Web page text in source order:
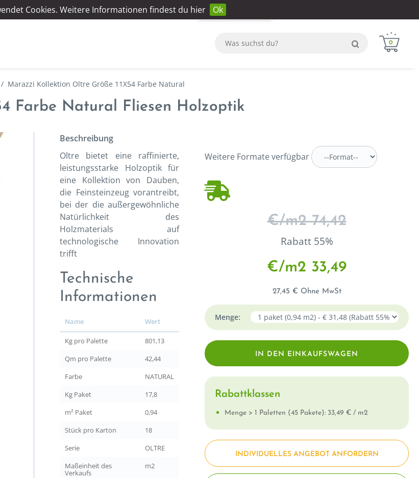
Cookies. Weitere Informationen findest du hier OkWhatsApp
0
/ Marazzi Kollektion Oltre Größe 11X54 Farbe Natural
Farbe Natural Fliesen Holzoptik
Beschreibung
Oltre bietet eine raffinierte,
leistungsstarke Holzoptik für
eine Kollektion von Dauben,
die Feinsteinzeug vorantreibt,
bei der die außergewöhnliche
Natürlichkeit des
Holzmaterials auf
technologische Innovation
trifft
Technische
Informationen
Name Wert
Kg pro Palette
801,13
Qm pro Palette
42,44
Farbe
NATURAL
Kg Paket
17,8
m² Paket
0,94
Stück pro Karton
18
Serie
OLTRE
Maßeinheit des
Verkaufs
m2
Weitere Formate verfügbar
€/m2 74,42
Rabatt 55%
€/m2 33,49
27,45 € Ohne MwSt
Menge:
Rabattklassen
Menge > 1 Paletten (45 Pakete): 33,49 € / m2
INDIVIDUELLES ANGEBOT ANFORDERN